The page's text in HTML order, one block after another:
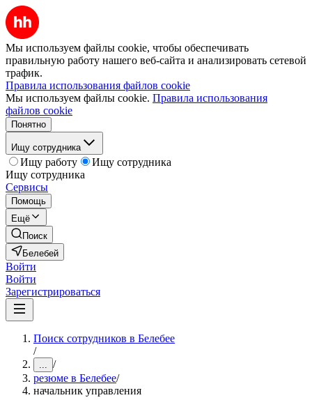
Мы используем файлы cookie, чтобы обеспечивать
правильную работу нашего веб-сайта и анализировать сетевой
трафик.
Правила использования файлов cookie
Мы используем файлы cookie. Правила использования
файлов cookie
Понятно
Ищу сотрудника
Ищу работу
Ищу сотрудника
Ищу сотрудника
Сервисы
Помощь
Ещё
Поиск
Белебей
Войти
Войти
Зарегистрироваться
Поиск сотрудников в Белебее
/
... /
резюме в Белебее/
начальник управления